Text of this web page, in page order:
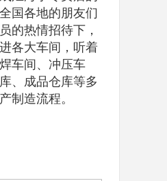
国各地的朋友们
的热情招待下，
各大车间，听着
车间、冲压车
、成品仓库等多
制造流程。